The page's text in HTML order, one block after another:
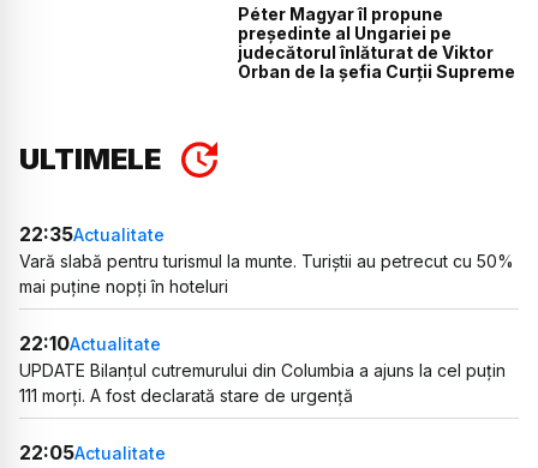
Péter Magyar îl propune
președinte al Ungariei pe
judecătorul înlăturat de Viktor
Orban de la șefia Curții Supreme
ULTIMELE
22:35Actualitate
Vară slabă pentru turismul la munte. Turiștii au petrecut cu 50%
mai puține nopți în hoteluri
22:10Actualitate
UPDATE Bilanțul cutremurului din Columbia a ajuns la cel puțin
111 morți. A fost declarată stare de urgență
22:05Actualitate